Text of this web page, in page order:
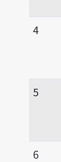
4
5
6